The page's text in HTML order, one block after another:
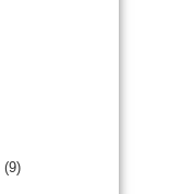
(9)